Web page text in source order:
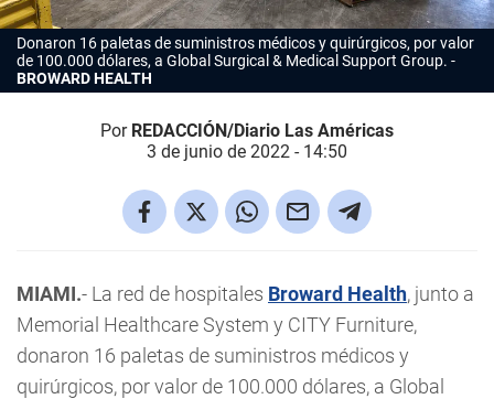
Donaron 16 paletas de suministros médicos y quirúrgicos, por valor
de 100.000 dólares, a Global Surgical & Medical Support Group.
BROWARD HEALTH
Por REDACCIÓN/Diario Las Américas
3 de junio de 2022 - 14:50
MIAMI.- La red de hospitales Broward Health, junto a
Memorial Healthcare System y CITY Furniture,
donaron 16 paletas de suministros médicos y
quirúrgicos, por valor de 100.000 dólares, a Global